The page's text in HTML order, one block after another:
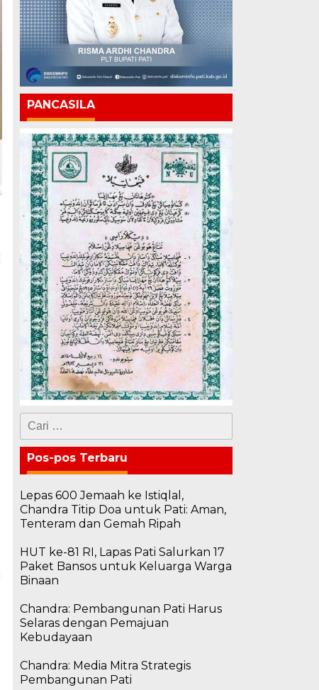
PANCASILA
Cari
untuk:
Pos-pos Terbaru
Lepas 600 Jemaah ke Istiqlal,
Chandra Titip Doa untuk Pati: Aman,
Tenteram dan Gemah Ripah
HUT ke-81 RI, Lapas Pati Salurkan 17
Paket Bansos untuk Keluarga Warga
Binaan
Chandra: Pembangunan Pati Harus
Selaras dengan Pemajuan
Kebudayaan
Chandra: Media Mitra Strategis
Pembangunan Pati